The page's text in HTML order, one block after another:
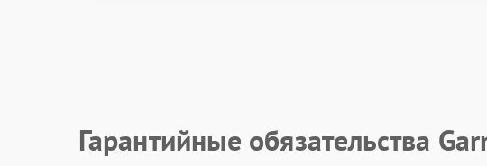
Гарантийные обязательства